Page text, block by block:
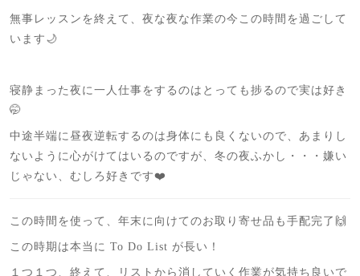
無事レッスンを終えて、夜な夜な作業の今この時間を過ごして
います🌙
寝静まった夜に一人仕事をするのはとっても捗るので実は好き
🤭
中途半端に昼夜逆転するのは身体にも良くないので、あまりし
ないように心がけてはいるのですが、冬の夜ふかし・・・嫌い
じゃない、むしろ好きです❤️
この時間を使って、年末に向けてのお取り寄せ品も手配完了🙌
この時期は本当に To Do List が長い！
１つ１つ、終えて、リストから消していく作業が気持ち良いで